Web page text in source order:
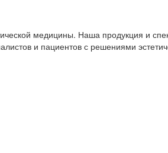
медицины. Наша продукция и
и пациентов с решениями